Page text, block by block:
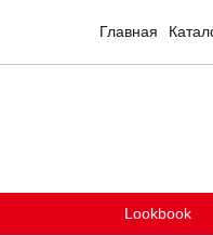
Главная
Lookbook